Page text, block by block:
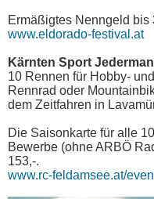
Ermäßigtes Nenngeld bis
www.eldorado-festival.at
Kärnten Sport
10 Rennen für Hobby-
Rennrad oder
dem Zeitfahren in
Die Saisonkarte für alle
Bewerbe (ohne ARBÖ
153,-.
www.rc-feldamsee.at/